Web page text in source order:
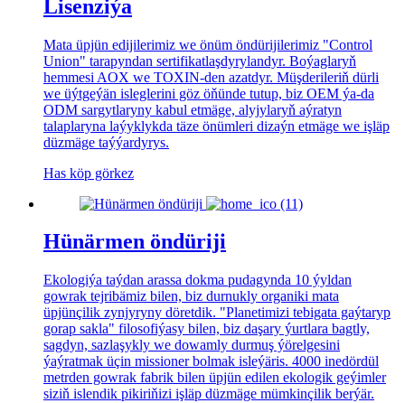
Lisenziýa
Mata üpjün edijilerimiz we önüm öndürijilerimiz "Control
Union" tarapyndan sertifikatlaşdyrylandyr. Boýaglaryň
hemmesi AOX we TOXIN-den azatdyr. Müşderileriň dürli
we üýtgeýän isleglerini göz öňünde tutup, biz OEM ýa-da
ODM sargytlaryny kabul etmäge, alyjylaryň aýratyn
talaplaryna laýyklykda täze önümleri dizaýn etmäge we işläp
düzmäge taýýardyrys.
Has köp görkez
Hünärmen öndüriji
Ekologiýa taýdan arassa dokma pudagynda 10 ýyldan
gowrak tejribämiz bilen, biz durnukly organiki mata
üpjünçilik zynjyryny döretdik. "Planetimizi tebigata gaýtaryp
gorap sakla" filosofiýasy bilen, biz daşary ýurtlara bagtly,
sagdyn, sazlaşykly we dowamly durmuş ýörelgesini
ýaýratmak üçin missioner bolmak isleýäris. 4000 inedördül
metrden gowrak fabrik bilen üpjün edilen ekologik geýimler
siziň islendik pikiriňizi işläp düzmäge mümkinçilik berýär.